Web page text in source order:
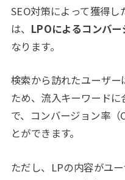
SEO対策によって獲得し
は、 LPOによるコンバ
なります。
検索から訪れたユーザー
ため、流入キーワード
で、コンバージョン率（
とができます。
ただし、LPの内容がユ